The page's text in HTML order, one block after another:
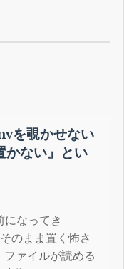
を覗かせない
かない』とい
なってき
のまま置く怖さ
ァイルが読める